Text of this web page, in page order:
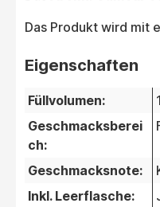
Das Produkt wird mit
Eigenschaften
Füllvolumen:
Geschmacksberei
ch:
Geschmacksnote:
Inkl. Leerflasche: